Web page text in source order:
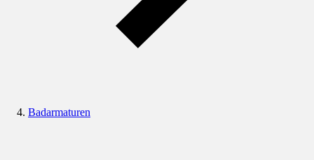
Badarmaturen